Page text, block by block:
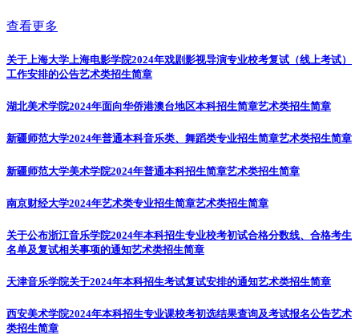
查看更多
关于上海大学上海电影学院2024年戏剧影视导演专业校考复试（线上考试）
工作安排的公告艺术类招生简章
湖北美术学院2024年面向华侨港澳台地区本科招生简章艺术类招生简章
新疆师范大学2024年普通本科音乐类、舞蹈类专业招生简章艺术类招生简章
新疆师范大学美术学院2024年普通本科招生简章艺术类招生简章
南京财经大学2024年艺术类专业招生简章艺术类招生简章
关于公布浙江音乐学院2024年本科招生专业校考初试合格分数线、合格考生
名单及复试相关事项的通知艺术类招生简章
天津音乐学院关于2024年本科招生考试复试安排的通知艺术类招生简章
西安美术学院2024年本科招生专业课校考初选结果查询及考试报名公告艺术
类招生简章